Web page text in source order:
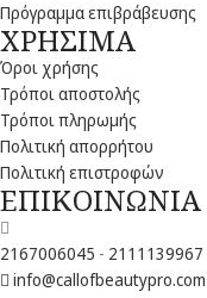
Πρόγραμμα επιβράβευσης
ΧΡΗΣΙΜΑ
Όροι χρήσης
Τρόποι αποστολής
Τρόποι πληρωμής
Πολιτική απορρήτου
Πολιτική επιστροφών
ΕΠΙΚΟΙΝΩΝΙΑ
2167006045 - 2111139967
info@callofbeautypro.com